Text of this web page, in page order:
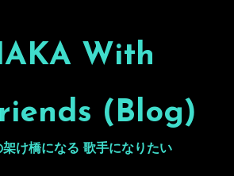
With
(Blog)
架け橋になる 歌手になりたい